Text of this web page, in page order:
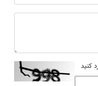
کنید